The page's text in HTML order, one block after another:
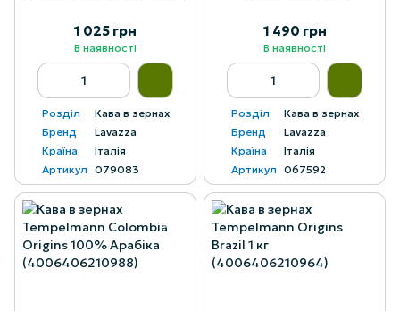
1 025 грн
В наявності
Розділ
Кава в зернах
Бренд
Lavazza
Країна
Італія
Артикул 079083
1 490 грн
В наявності
Розділ
Кава в зернах
Бренд
Lavazza
Країна
Італія
Артикул 067592